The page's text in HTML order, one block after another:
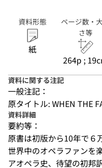
資料形態
紙
ページ数・
さ等
264p ;
資料に関する注記
一般注記：
原タイトル: WHEN THE
資料詳細
要約等：
原書は初版から10年で６
世界中のオペラファンを
アオペラ史、待望の初邦訳